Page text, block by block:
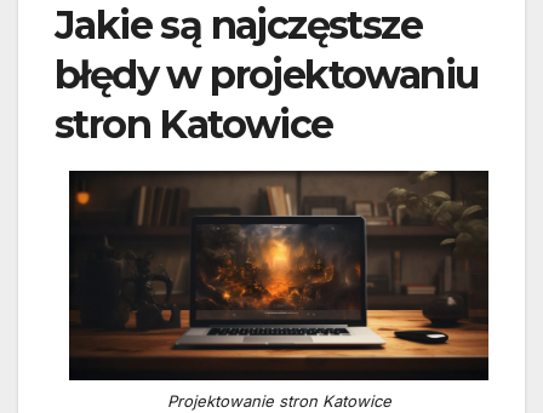
Jakie są najczęstsze
błędy w projektowaniu
stron Katowice
Projektowanie stron Katowice